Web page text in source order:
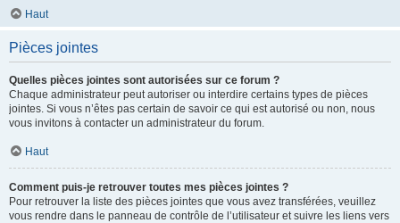
Haut
Pièces jointes
Quelles pièces jointes sont autorisées sur ce forum ?
Chaque administrateur peut autoriser ou interdire certains types de pièces
jointes. Si vous n’êtes pas certain de savoir ce qui est autorisé ou non, nous
vous invitons à contacter un administrateur du forum.
Haut
Comment puis-je retrouver toutes mes pièces jointes ?
Pour retrouver la liste des pièces jointes que vous avez transférées, veuillez
vous rendre dans le panneau de contrôle de l’utilisateur et suivre les liens vers